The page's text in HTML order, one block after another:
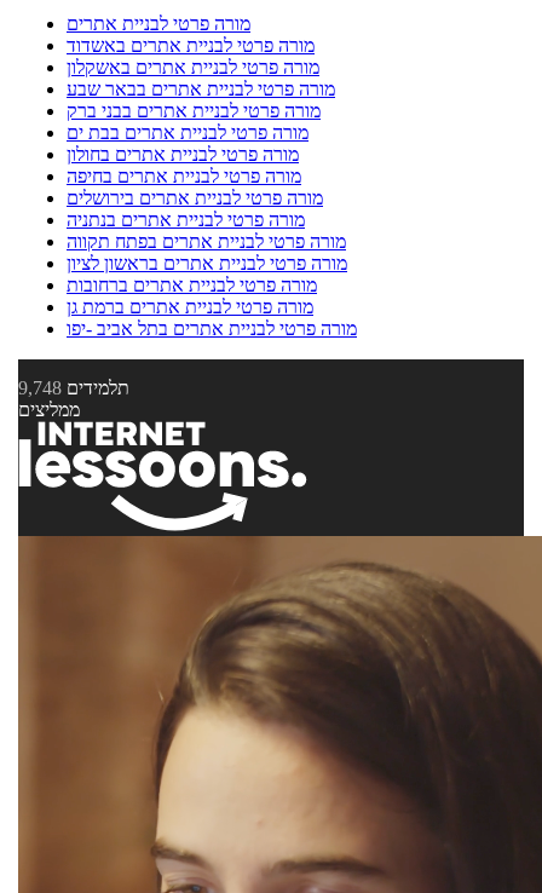
מורה פרטי לבניית אתרים
מורה פרטי לבניית אתרים באשדוד
מורה פרטי לבניית אתרים באשקלון
מורה פרטי לבניית אתרים בבאר שבע
מורה פרטי לבניית אתרים בבני ברק
מורה פרטי לבניית אתרים בבת ים
מורה פרטי לבניית אתרים בחולון
מורה פרטי לבניית אתרים בחיפה
מורה פרטי לבניית אתרים בירושלים
מורה פרטי לבניית אתרים בנתניה
מורה פרטי לבניית אתרים בפתח תקווה
מורה פרטי לבניית אתרים בראשון לציון
מורה פרטי לבניית אתרים ברחובות
מורה פרטי לבניית אתרים ברמת גן
מורה פרטי לבניית אתרים בתל אביב -יפו
9,748 תלמידים
ממליצים